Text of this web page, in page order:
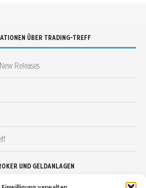
ÜBER TRADING-TREFF
Releases
UND GELDANLAGEN